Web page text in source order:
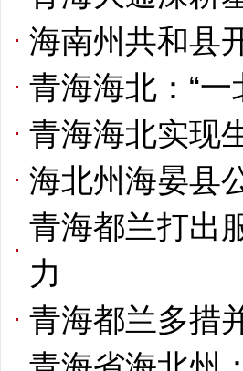
海南州共和县
青海海北：“
青海海北实现
海北州海晏县
青海都兰打出
力
青海都兰多措